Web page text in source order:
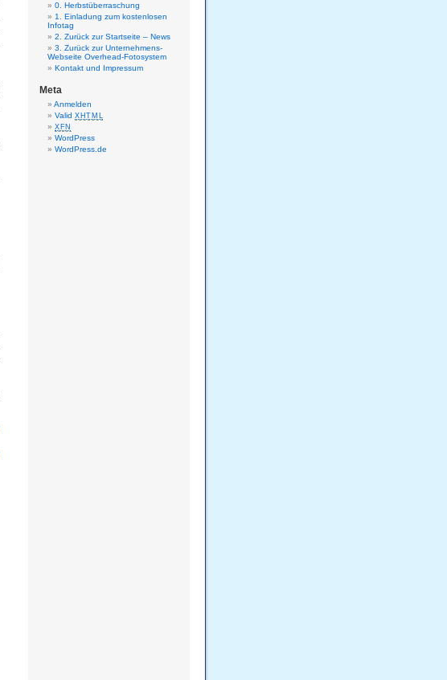
0. Herbstüberraschung
1. Einladung zum kostenlosen
Infotag
2. Zurück zur Startseite – News
3. Zurück zur Unternehmens-
Webseite Overhead-Fotosystem
Kontakt und Impressum
Meta
Anmelden
Valid XHTML
XFN
WordPress
WordPress.de